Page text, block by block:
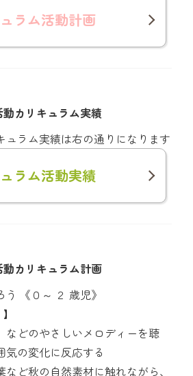
ラム活動計画
カリキュラム実績
ュラム実績は右の通りになります
ラム活動実績
カリキュラム計画
《０～ ２ 歳児》
などのやさしいメロディーを聴
気の変化に反応する
など秋の自然素材に触れながら、